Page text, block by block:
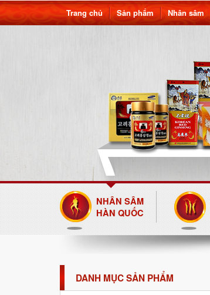
Trang chủ Sản phẩm Nhân sâm
NHÂN SÂM
HÀN QUỐC
DANH MỤC SẢN PHẨM